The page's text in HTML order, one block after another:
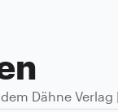
Dähne